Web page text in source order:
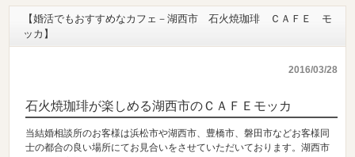
【婚活でもおすすめなカフェ－湖西市 石火焼珈琲 ＣＡＦＥ モ
ッカ】
2016/03/28
石火焼珈琲が楽しめる湖西市のＣＡＦＥモッカ
当結婚相談所のお客様は浜松市や湖西市、豊橋市、磐田市などお客様同
士の都合の良い場所にてお見合いをさせていただいております。湖西市